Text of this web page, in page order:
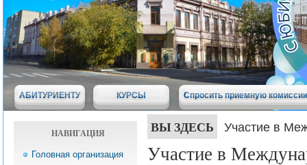
АБИТУРИЕНТУ КУРСЫ Спросить приемную
НАВИГАЦИЯ
Головная организация
ВЫ ЗДЕСЬ Участие в
Участие в